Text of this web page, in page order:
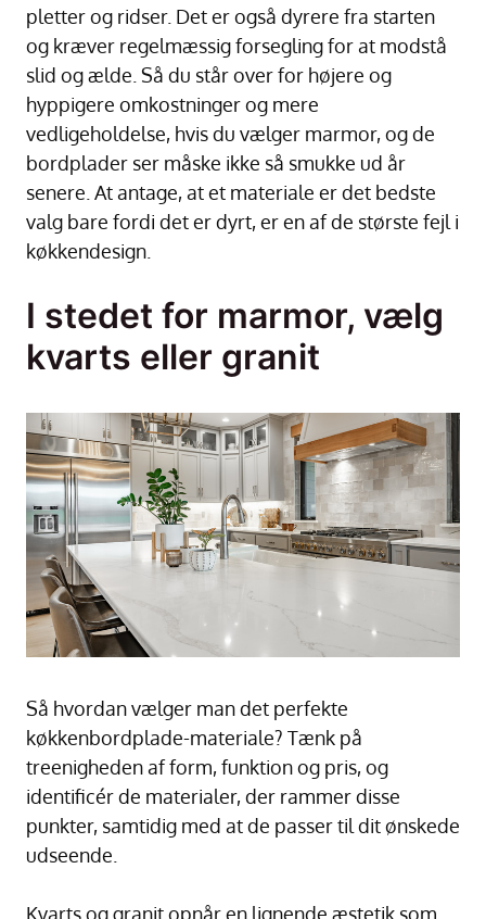
pletter og ridser. Det er også dyrere fra starten
og kræver regelmæssig forsegling for at modstå
slid og ælde. Så du står over for højere og
hyppigere omkostninger og mere
vedligeholdelse, hvis du vælger marmor, og de
bordplader ser måske ikke så smukke ud år
senere. At antage, at et materiale er det bedste
valg bare fordi det er dyrt, er en af de største fejl i
køkkendesign.
I stedet for marmor, vælg
kvarts eller granit
Så hvordan vælger man det perfekte
køkkenbordplade-materiale? Tænk på
treenigheden af form, funktion og pris, og
identificér de materialer, der rammer disse
punkter, samtidig med at de passer til dit ønskede
udseende.
Kvarts og granit opnår en lignende æstetik som